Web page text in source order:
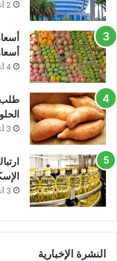
2 أغسطس، 2026
أسعار 18
4 أغسطس، 2026
طلب
3 أغسطس، 2026
3 أغسطس، 2026
النشرة الإخبارية